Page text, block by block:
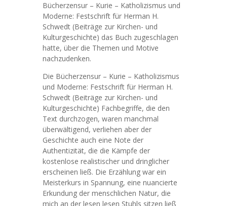
Bücherzensur – Kurie – Katholizismus und
Moderne: Festschrift für Herman H.
Schwedt (Beiträge zur Kirchen- und
Kulturgeschichte) das Buch zugeschlagen
hatte, über die Themen und Motive
nachzudenken.
Die Bücherzensur – Kurie – Katholizismus
und Moderne: Festschrift für Herman H.
Schwedt (Beiträge zur Kirchen- und
Kulturgeschichte) Fachbegriffe, die den
Text durchzogen, waren manchmal
überwältigend, verliehen aber der
Geschichte auch eine Note der
Authentizität, die die Kämpfe der
kostenlose realistischer und dringlicher
erscheinen ließ. Die Erzählung war ein
Meisterkurs in Spannung, eine nuancierte
Erkundung der menschlichen Natur, die
mich an der lesen lesen Stuhls sitzen ließ